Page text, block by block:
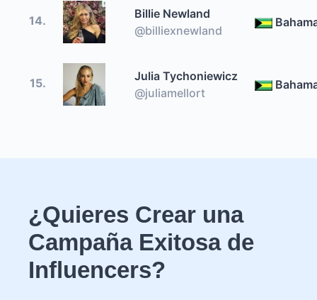
14.
Billie Newland
@billiexnewland
15.
Julia Tychoniewicz
@juliamellort
¿Quieres Crear una
Campaña Exitosa de
Influencers?